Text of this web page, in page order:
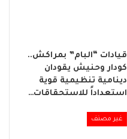
قيادات “البام” بمراكش..
كودار وحنيش يقودان
دينامية تنظيمية قوية
استعداداً للاستحقاقات…
غير مصنف